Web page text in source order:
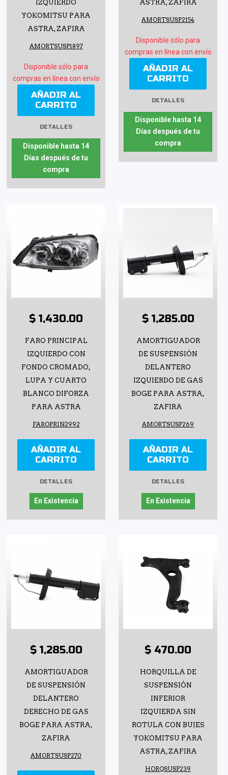
IZQUIERDO
YOKOMITSU PARA
ASTRA, ZAFIRA
AMORTSUSP1897
Disponible sólo para
compras en línea con envío
AÑADIR AL
CARRITO
DETALLES
Disponible hasta 14
Días después de tu
compra
ASTRA, ZAFIRA
AMORTSUSP2154
Disponible sólo para
compras en línea con envío
AÑADIR AL
CARRITO
DETALLES
Disponible hasta 14
Días después de tu
compra
$ 1,430.00
FARO PRINCIPAL
IZQUIERDO CON
FONDO CROMADO,
LUPA Y CUARTO
BLANCO DIFORZA
PARA ASTRA
FAROPRIN2992
AÑADIR AL
CARRITO
DETALLES
En Existencia
$ 1,285.00
AMORTIGUADOR
DE SUSPENSIÓN
DELANTERO
IZQUIERDO DE GAS
BOGE PARA ASTRA,
ZAFIRA
AMORTSUSP269
AÑADIR AL
CARRITO
DETALLES
En Existencia
$ 1,285.00
AMORTIGUADOR
DE SUSPENSIÓN
DELANTERO
DERECHO DE GAS
BOGE PARA ASTRA,
ZAFIRA
AMORTSUSP270
$ 470.00
HORQUILLA DE
SUSPENSIÓN
INFERIOR
IZQUIERDA SIN
ROTULA CON BUJES
YOKOMITSU PARA
ASTRA, ZAFIRA
HORQSUSP239